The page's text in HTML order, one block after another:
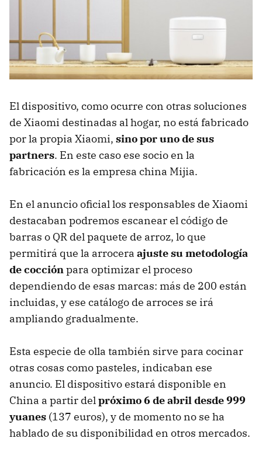
El dispositivo, como ocurre con otras soluciones
de Xiaomi destinadas al hogar, no está fabricado
por la propia Xiaomi, sino por uno de sus
partners. En este caso ese socio en la
fabricación es la empresa china Mijia.
En el anuncio oficial los responsables de Xiaomi
destacaban podremos escanear el código de
barras o QR del paquete de arroz, lo que
permitirá que la arrocera ajuste su metodología
de cocciónpara optimizar el proceso
dependiendo de esas marcas: más de 200 están
incluidas, y ese catálogo de arroces se irá
ampliando gradualmente.
Esta especie de olla también sirve para cocinar
otras cosas como pasteles, indicaban ese
anuncio. El dispositivo estará disponible en
China a partir delpróximo 6 de abril desde 999
yuanes (137 euros), y de momento no se ha
hablado de su disponibilidad en otros mercados.